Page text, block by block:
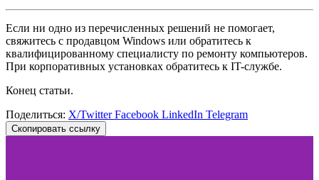
Если ни одно из перечисленных решений не помогает,
свяжитесь с продавцом Windows или обратитесь к
квалифицированному специалисту по ремонту компьютеров.
При корпоративных установках обратитесь к IT-службе.
Конец статьи.
Поделиться: X/TwitterFacebook LinkedIn Telegram
Скопировать ссылку